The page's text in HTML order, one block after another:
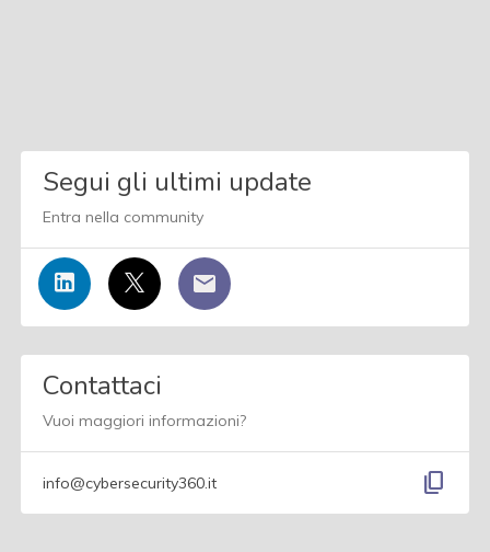
Segui gli ultimi update
Entra nella community
Contattaci
Vuoi maggiori informazioni?
info@cybersecurity360.it content_copy